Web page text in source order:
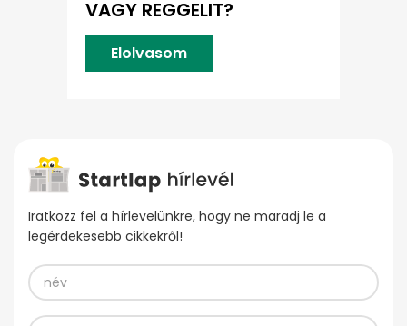
VAGY REGGELIT?
Elolvasom
Iratkozz fel a hírlevelünkre, hogy ne maradj le a
legérdekesebb cikkekről!